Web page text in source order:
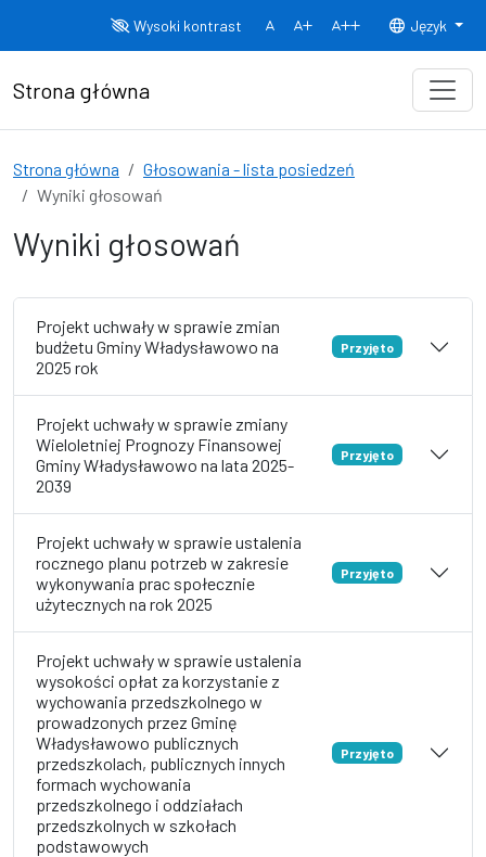
Wysoki kontrast
Normalny rozmiar czcionki
Rozmiar czcionki 150% Rozmiar
Język
Strona główna
Strona główna
Głosowania - lista posiedzeń
Wyniki głosowań
Wyniki głosowań
Projekt uchwały w sprawie zmian
budżetu Gminy Władysławowo na
2025 rok
Przyjęto
Projekt uchwały w sprawie zmiany
Wieloletniej Prognozy Finansowej
Gminy Władysławowo na lata 2025-
2039
Przyjęto
Projekt uchwały w sprawie ustalenia
rocznego planu potrzeb w zakresie
wykonywania prac społecznie
użytecznych na rok 2025
Przyjęto
Projekt uchwały w sprawie ustalenia
wysokości opłat za korzystanie z
wychowania przedszkolnego w
prowadzonych przez Gminę
Władysławowo publicznych
przedszkolach, publicznych innych
formach wychowania
przedszkolnego i oddziałach
przedszkolnych w szkołach
podstawowych
Przyjęto